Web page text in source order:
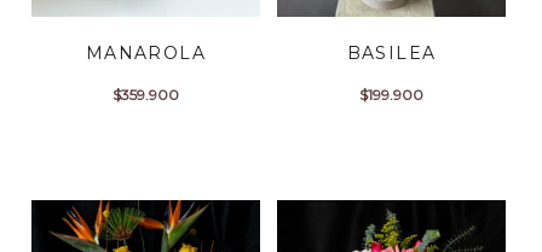
MANAROLA
$359.900
BASILEA
$199.900